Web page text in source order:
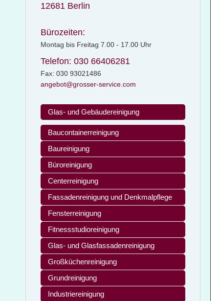
12681 Berlin
Bürozeiten:
Montag bis Freitag 7.00 - 17.00 Uhr
Telefon: 030 66406281
Fax: 030 93021486
angebot@grosser-service.com
Glas- und Gebäudereinigung
Baucontainerreinigung
Baureinigung
Büroreinigung
Centerreinigung
Fassadenreinigung und Denkmalpflege
Fensterreinigung
Fitnessstudioreinigung
Glas- und Glasfassadenreinigung
Großküchenreinigung
Grundreinigung
Industriereinigung